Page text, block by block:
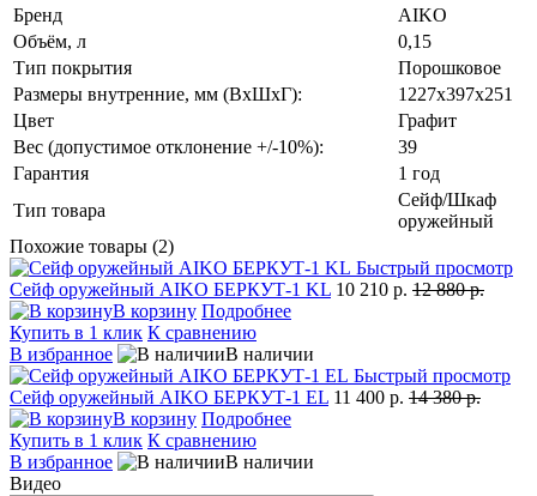
Бренд
AIKO
Объём, л
0,15
Тип покрытия
Порошковое
Размеры внутренние, мм (ВхШхГ):
1227x397x251
Цвет
Графит
Вес (допустимое отклонение +/-10%):
39
Гарантия
1 год
Тип товара
Сейф/Шкаф
оружейный
Похожие товары (2)
Быстрый просмотр
Сейф оружейный AIKO БЕРКУТ-1 KL 10 210 р. 12 880 р.
В корзину Подробнее
Купить в 1 клик К сравнению
В избранное
В наличии
Быстрый просмотр
Сейф оружейный AIKO БЕРКУТ-1 EL 11 400 р. 14 380 р.
В корзину Подробнее
Купить в 1 клик К сравнению
В избранное
В наличии
Видео